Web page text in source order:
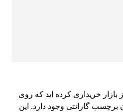
خریداری کرده اید که روی
گارانتی وجود دارد. این